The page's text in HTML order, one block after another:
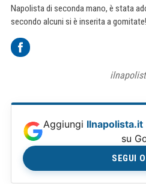
Napolista di seconda mano, è stata
secondo alcuni si è inserita a gomitate!
Aggiungi Ilnapolista.it
su
SEGUI